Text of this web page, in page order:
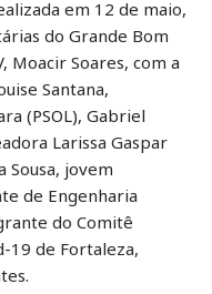
em 12 de maio,
do Grande Bom
Moacir Soares, com a
Santana,
(PSOL), Gabriel
Larissa Gaspar
Sousa, jovem
de Engenharia
do Comitê
19 de Fortaleza,